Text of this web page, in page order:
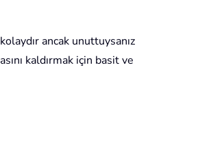
ancak unuttuysanız
kaldırmak için basit ve